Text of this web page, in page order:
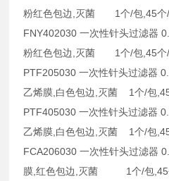
粉红色包边,灭菌 1个/包,45个/
FNY402030 一次性针头过滤器
粉红色包边,灭菌 1个/包,45个/
PTF205030 一次性针头过滤器
乙烯膜,白色包边,灭菌 1个/包
PTF405030 一次性针头过滤器
乙烯膜,白色包边,灭菌 1个/包
FCA206030 一次性针头过滤器
膜,红色包边,灭菌 1个/包,45